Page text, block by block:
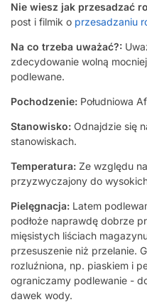
Nie wiesz jak przesadzać
post i filmik o przesadzaniu
Na co trzeba uważać?:
zdecydowanie wolną
podlewane.
Pochodzenie: Południowa
Stanowisko: Odnajdzie się
stanowiskach.
Temperatura: Ze względu
przyzwyczajony do
Pielęgnacja: Latem
podłoże naprawdę dobrze
mięsistych liściach
przesuszenie niż przelanie.
rozluźniona, np. piaskiem i
ograniczamy podlewanie -
dawek wody.